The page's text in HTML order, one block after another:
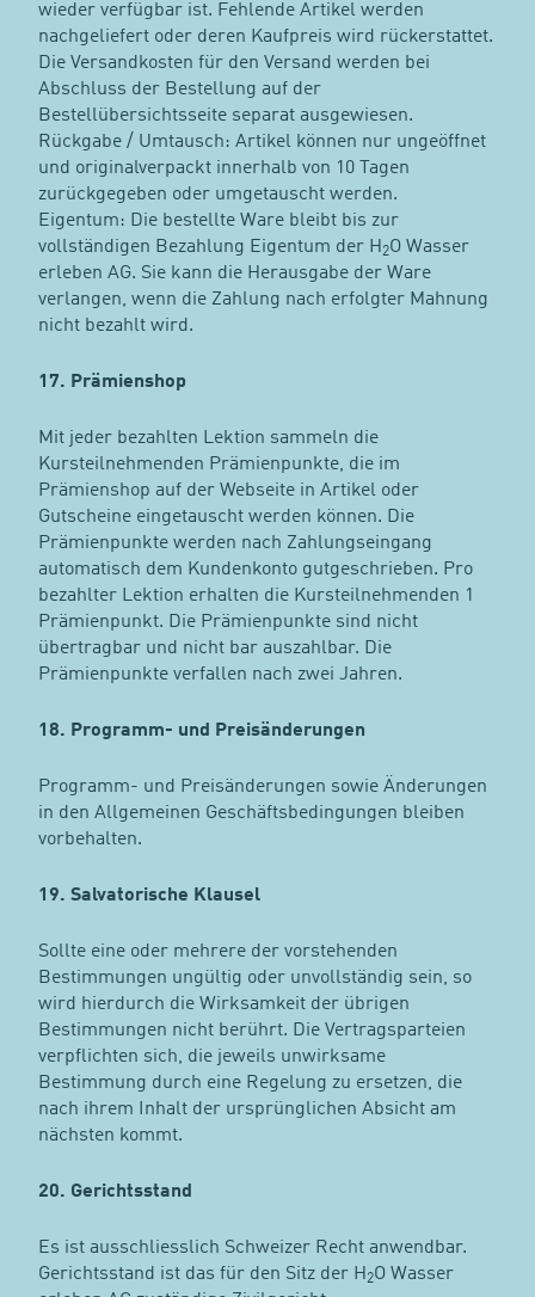
wieder verfügbar ist. Fehlende Artikel werden
nachgeliefert oder deren Kaufpreis wird rückerstattet.
Die Versandkosten für den Versand werden bei
Abschluss der Bestellung auf der
Bestellübersichtsseite separat ausgewiesen.
Rückgabe / Umtausch: Artikel können nur ungeöffnet
und originalverpackt innerhalb von 10 Tagen
zurückgegeben oder umgetauscht werden.
Eigentum: Die bestellte Ware bleibt bis zur
vollständigen Bezahlung Eigentum der H2O Wasser
erleben AG. Sie kann die Herausgabe der Ware
verlangen, wenn die Zahlung nach erfolgter Mahnung
nicht bezahlt wird.
17. Prämienshop
Mit jeder bezahlten Lektion sammeln die
Kursteilnehmenden Prämienpunkte, die im
Prämienshop auf der Webseite in Artikel oder
Gutscheine eingetauscht werden können. Die
Prämienpunkte werden nach Zahlungseingang
automatisch dem Kundenkonto gutgeschrieben. Pro
bezahlter Lektion erhalten die Kursteilnehmenden 1
Prämienpunkt. Die Prämienpunkte sind nicht
übertragbar und nicht bar auszahlbar. Die
Prämienpunkte verfallen nach zwei Jahren.
18. Programm- und Preisänderungen
Programm- und Preisänderungen sowie Änderungen
in den Allgemeinen Geschäftsbedingungen bleiben
vorbehalten.
19. Salvatorische Klausel
Sollte eine oder mehrere der vorstehenden
Bestimmungen ungültig oder unvollständig sein, so
wird hierdurch die Wirksamkeit der übrigen
Bestimmungen nicht berührt. Die Vertragsparteien
verpflichten sich, die jeweils unwirksame
Bestimmung durch eine Regelung zu ersetzen, die
nach ihrem Inhalt der ursprünglichen Absicht am
nächsten kommt.
20. Gerichtsstand
Es ist ausschliesslich Schweizer Recht anwendbar.
Gerichtsstand ist das für den Sitz der H2O Wasser